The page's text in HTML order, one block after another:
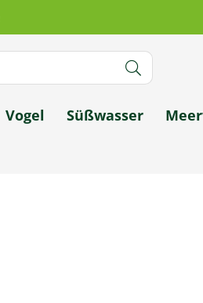
Vogel Süßwasser